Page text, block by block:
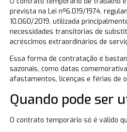
prevista na Lei nº6.019/1974,
10.060/2019, utilizada
necessidades transitórias de
acréscimos extraordinários de
Essa forma de contratação é
sazonais, como datas
afastamentos, licenças e férias de
Quando pode ser
O contrato temporário só é válido